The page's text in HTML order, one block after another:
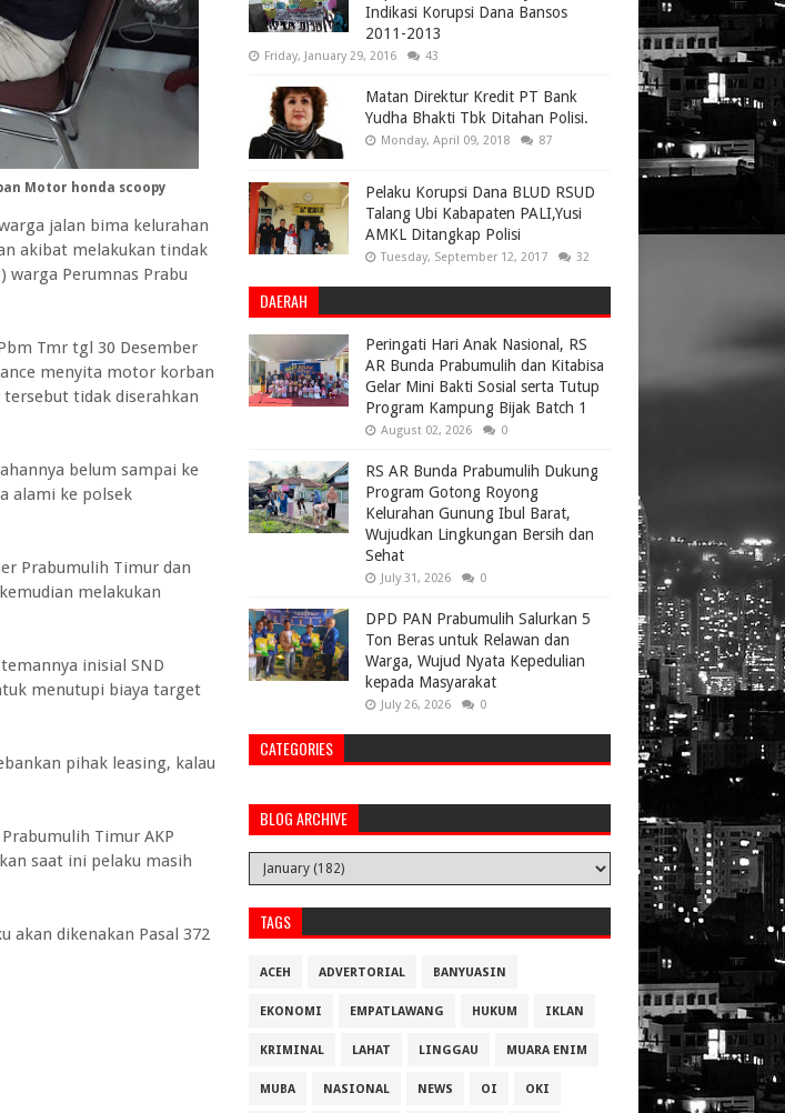
Motor honda scoopy
jalan bima kelurahan
akibat melakukan tindak
warga Perumnas Prabu
Tmr tgl 30 Desember
menyita motor korban
tidak diserahkan
belum sampai ke
alami ke polsek
Prabumulih Timur dan
melakukan
inisial SND
menutupi biaya target
pihak leasing, kalau
Timur AKP
saat ini pelaku masih
akan dikenakan Pasal 372
Indikasi Korupsi Dana Bansos
2011-2013
Friday, January 29, 2016 43
Matan Direktur Kredit PT Bank
Yudha Bhakti Tbk Ditahan Polisi.
Monday, April 09, 2018 87
Pelaku Korupsi Dana BLUD RSUD
Talang Ubi Kabapaten PALI,Yusi
AMKL Ditangkap Polisi
Tuesday, September 12, 2017 32
DAERAH
Peringati Hari Anak Nasional, RS
AR Bunda Prabumulih dan Kitabisa
Gelar Mini Bakti Sosial serta Tutup
Program Kampung Bijak Batch 1
August 02, 2026 0
RS AR Bunda Prabumulih Dukung
Program Gotong Royong
Kelurahan Gunung Ibul Barat,
Wujudkan Lingkungan Bersih dan
Sehat
July 31, 2026 0
DPD PAN Prabumulih Salurkan 5
Ton Beras untuk Relawan dan
Warga, Wujud Nyata Kepedulian
kepada Masyarakat
July 26, 2026 0
CATEGORIES
BLOG ARCHIVE
TAGS
ACEH ADVERTORIAL BANYUASIN
EKONOMI EMPATLAWANG HUKUM IKLAN
KRIMINAL LAHAT LINGGAU MUARA ENIM
MUBA NASIONAL NEWS OI OKI